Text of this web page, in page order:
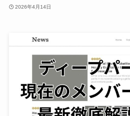
2026年4月14日